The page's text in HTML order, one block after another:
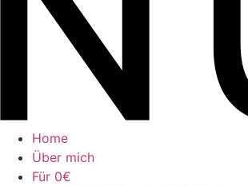
Home
Über mich
Für 0€